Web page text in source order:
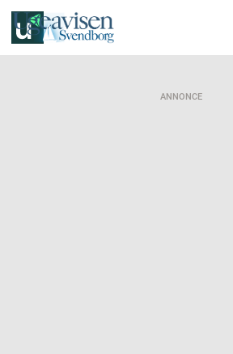
ANNONCE